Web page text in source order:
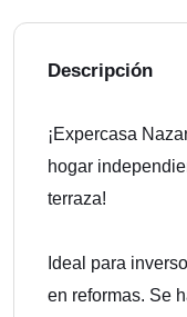
Descripción
¡Expercasa
hogar
terraza!
Ideal para
en reformas. Se